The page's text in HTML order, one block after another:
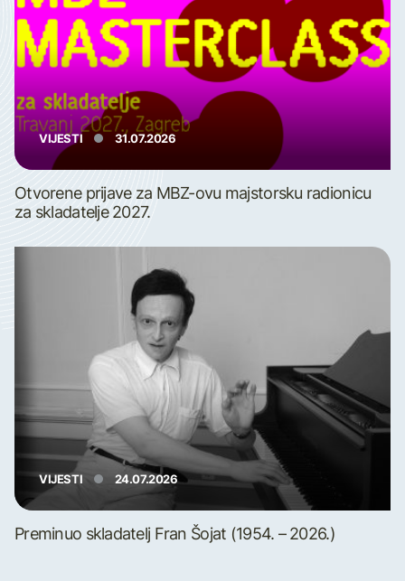
VIJESTI 31.07.2026
Otvorene prijave za MBZ-ovu majstorsku radionicu
za skladatelje 2027.
VIJESTI 24.07.2026
Preminuo skladatelj Fran Šojat (1954. – 2026.)